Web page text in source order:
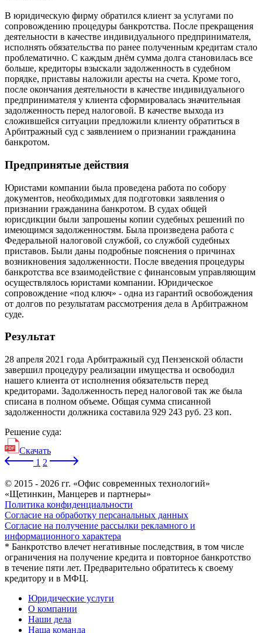
В юридическую фирму обратился клиент за услугами по
сопровождению процедуры банкротства. После прекращения
деятельности в качестве индивидуального предпринимателя,
исполнять обязательства по ранее полученным кредитам стало
проблематично. С каждым днём сумма долга становилась все
больше, кредиторы взыскали задолженность в судебном
порядке, приставы наложили аресты на счета. Кроме того,
после окончания деятельности в качестве индивидуального
предпринимателя у клиента сформировалась значительная
задолженность перед налоговой. В качестве выхода из
сложившейся ситуации предложили клиенту обратиться в
Арбитражный суд с заявлением о признании гражданина
банкротом.
Предпринятые действия
Юристами компании была проведена работа по собору
документов, необходимых для подготовки заявления о
признании гражданина банкротом. В судах общей
юрисдикции были запрошены копии судебных решений по
имеющимся задолженностям. Была произведена работа с
Федеральной налоговой службой, со службой судебных
приставов. Были даны подробные пояснения о причинах
возникновения задолженности. После введения процедуры
банкротства все взаимодействие с финансовым управляющим
осуществлялось юристами компании. Юридическое
сопровождение «под ключ» - одна из гарантий освобождения
от долгов по результатам рассмотрения дела в Арбитражном
суде.
Результат
28 апреля 2021 года Арбитражный суд Пензенской области
завершил процедуру реализации имущества и освободил
нашего клиента от исполнения обязательств перед
кредиторами. Задолженность перед налоговой так же была
списана в полном объеме. Общая сумма списанной
задолженности должника составила 929 243 руб. 23 коп.
Решение суда:
Скачать
1 2
© 2015 - 2026 гг. «Офис современных технологий»
«Щетинкин, Манцерев и партнеры»
Политика конфиденциальности
Согласие на обработку персанальных данных
Согласие на получение рассылки рекламного и
информационного характера
* Банкротство влечет негативные последствия, в том числе
ограничения на получение кредита и повторное банкротство
в течение пяти лет. Предварительно обратитесь к своему
кредитору и в МФЦ.
Юридические услуги
О компании
Наши дела
Наша команда